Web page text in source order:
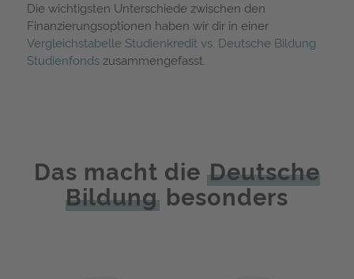
Die wichtigsten Unterschiede zwischen den
Finanzierungsoptionen haben wir dir in einer
Vergleichstabelle Studienkredit vs. Deutsche Bildung
Studienfondszusammengefasst.
Das macht die Deutsche
Bildungbesonders